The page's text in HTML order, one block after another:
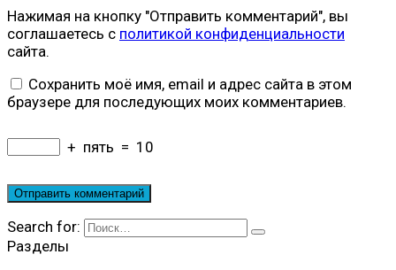
Нажимая на кнопку "Отправить комментарий", вы
соглашаетесь с политикой конфиденциальности
сайта.
Сохранить моё имя, email и адрес сайта в этом
браузере для последующих моих комментариев.
+ пять = 10
Search for:
Разделы